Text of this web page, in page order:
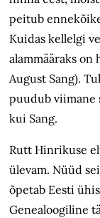
peitub
Kuidas kellelgi
alammääraks on
August Sang).
puudub viimane
kui Sang.
Rutt Hinrikuse
ülevam. Nüüd
õpetab Eesti
Genealoogiline